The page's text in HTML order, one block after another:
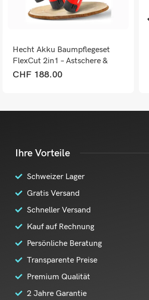
Hecht Akku Baumpflegeset
FlexCut 2in1 – Astschere &
Mini-Kettensäge kabellos
CHF188.00
Ihre Vorteile
Schweizer Lager
Gratis Versand
Schneller Versand
Kauf auf Rechnung
Persönliche Beratung
Transparente Preise
Premium Qualität
2 Jahre Garantie